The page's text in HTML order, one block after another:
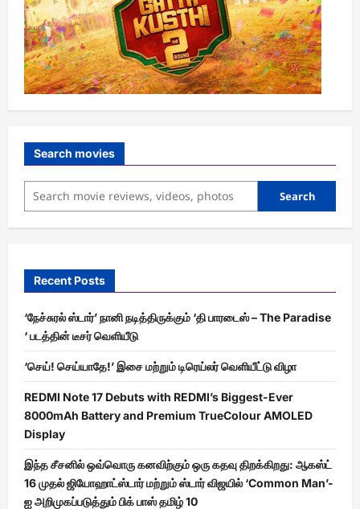
Search movies
Search
Recent Posts
‘நேச்சுரல் ஸ்டார்’ நானி நடித்திருக்கும் ‘தி பாரடைஸ் – The Paradise
‘ படத்தின் டீசர் வெளியீடு
‘செய்! செய்யாதே!’ இசை மற்றும் டிரெய்லர் வெளியீட்டு விழா
REDMI Note 17 Debuts with REDMI’s Biggest-Ever
8000mAh Battery and Premium TrueColour AMOLED
Display
இந்த சீசனில் ஒவ்வொரு கனவிற்கும் ஒரு கதவு திறக்கிறது: ஆகஸ்ட்
16 முதல் ஜியோஹாட்ஸ்டார் மற்றும் ஸ்டார் விஜயில் ‘Common Man’-
ஐ அறிமுகப்படுத்தும் பிக் பாஸ் தமிழ் 10